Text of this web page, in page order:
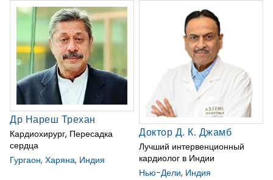
Др Нареш Трехан
Кардиохирург, Пересадка
сердца
Гургаон, Харяна, Индия
Доктор Д. К. Джамб
Лучший интервенционный
кардиолог в Индии
Нью-Дели, Индия